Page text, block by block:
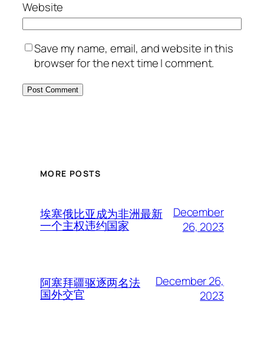
Website
Save my name, email, and website in this
browser for the next time I comment.
MORE POSTS
埃塞俄比亚成为非洲最新
一个主权违约国家
December
26, 2023
阿塞拜疆驱逐两名法
国外交官
December 26,
2023